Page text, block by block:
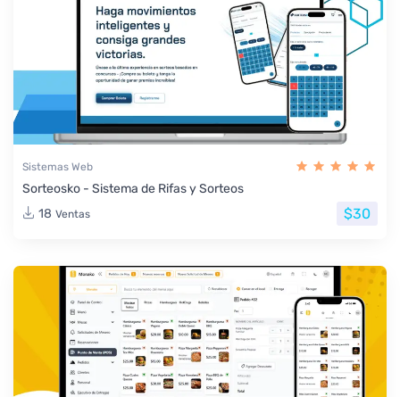
Sistemas Web
Sorteosko - Sistema de Rifas y Sorteos
18 Ventas $30